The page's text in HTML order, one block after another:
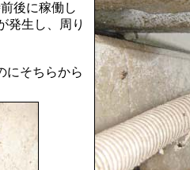
後に稼働し
発生し、周り
にそちらから